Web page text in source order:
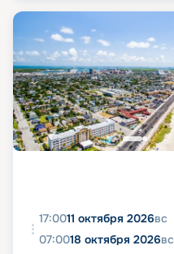
17:0011 октября 2026вс
07:0018 октября 2026вс